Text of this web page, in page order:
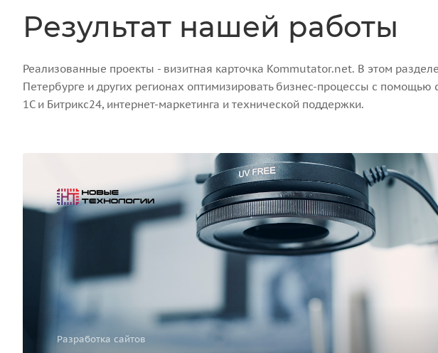
Результат нашей работы
Реализованные проекты - визитная карточка Kommutator.net. В этом
Петербурге и других регионах оптимизировать бизнес-процессы с
1С и Битрикс24, интернет-маркетинга и технической поддержки.
Разработка сайтов